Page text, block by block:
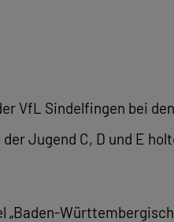
Sindelfingen bei
Jugend C, D und E